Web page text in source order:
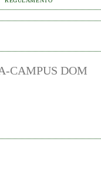
CAMPUS DOM